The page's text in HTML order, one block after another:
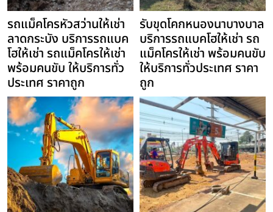
รถแม็คโครหัวสว่านให้เช่า
ลาดกระบัง บริการรถแบค
โฮให้เช่า รถแม็คโครให้เช่า
พร้อมคนขับ ให้บริการทั่ว
ประเทศ ราคาถูก
รับขุดโคกหนองนาบางบาล
บริการรถแบคโฮให้เช่า รถ
แม็คโครให้เช่า พร้อมคนขับ
ให้บริการทั่วประเทศ ราคา
ถูก